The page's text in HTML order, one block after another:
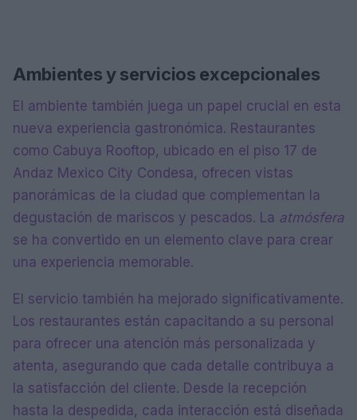
Ambientes y servicios excepcionales
El ambiente también juega un papel crucial en esta
nueva experiencia gastronómica. Restaurantes
como Cabuya Rooftop, ubicado en el piso 17 de
Andaz Mexico City Condesa, ofrecen vistas
panorámicas de la ciudad que complementan la
degustación de mariscos y pescados. La atmósfera
se ha convertido en un elemento clave para crear
una experiencia memorable.
El servicio también ha mejorado significativamente.
Los restaurantes están capacitando a su personal
para ofrecer una atención más personalizada y
atenta, asegurando que cada detalle contribuya a
la satisfacción del cliente. Desde la recepción
hasta la despedida, cada interacción está diseñada